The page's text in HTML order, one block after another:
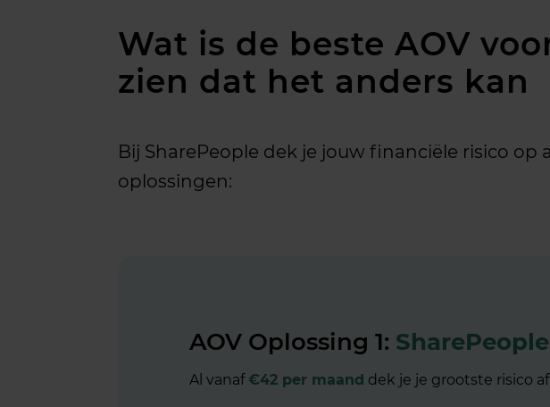
Wat is de beste AOV
zien dat het anders kan
Bij SharePeople dek je jouw financiële risico
oplossingen:
AOV Oplossing 1:
Al vanaf€42 per maand dek je je grootste risico